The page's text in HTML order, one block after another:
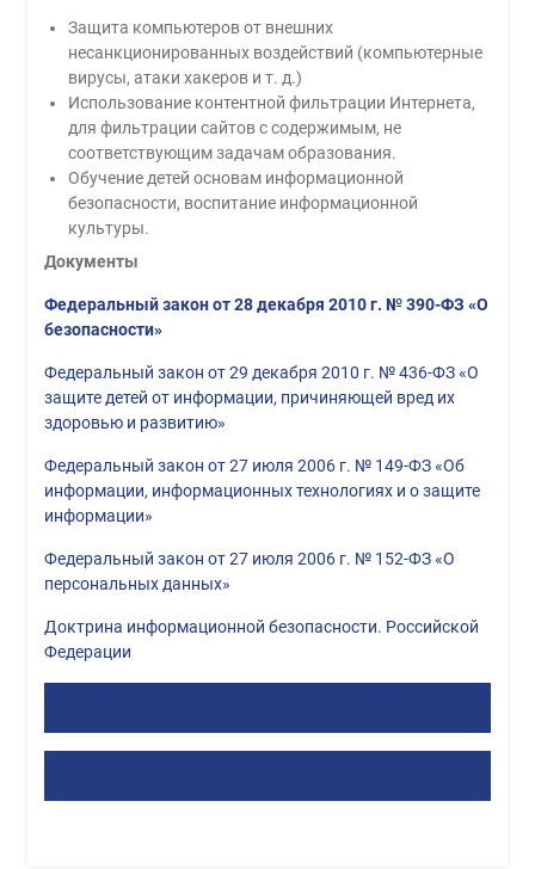
Защита компьютеров от внешних
несанкционированных воздействий (компьютерные
вирусы, атаки хакеров и т. д.)
Использование контентной фильтрации Интернета,
для фильтрации сайтов с содержимым, не
соответствующим задачам образования.
Обучение детей основам информационной
безопасности, воспитание информационной
культуры.
Документы
Федеральный закон от 28 декабря 2010 г. № 390-ФЗ «О
безопасности»
Федеральный закон от 29 декабря 2010 г. № 436-ФЗ «О
защите детей от информации, причиняющей вред их
здоровью и развитию»
Федеральный закон от 27 июля 2006 г. № 149-ФЗ «Об
информации, информационных технологиях и о защите
информации»
Федеральный закон от 27 июля 2006 г. № 152-ФЗ «О
персональных данных»
Доктрина информационной безопасности. Российской
Федерации